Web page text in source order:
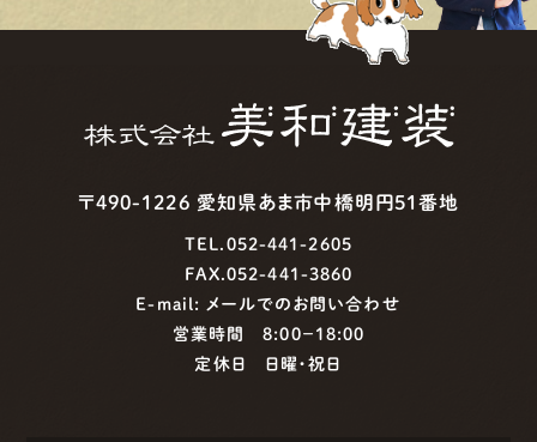
〒490-1226 愛知県あま市中橋明円51番地
TEL.052-441-2605
FAX.052-441-3860
E-mail: メールでのお問い合わせ
営業時間 8:00−18:00
定休日 日曜・祝日